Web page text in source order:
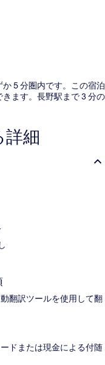
5 分圏内です。この宿泊
ます。長野駅まで 3 分の
詳細
翻訳ツールを使用して翻
ドまたは現金による付随